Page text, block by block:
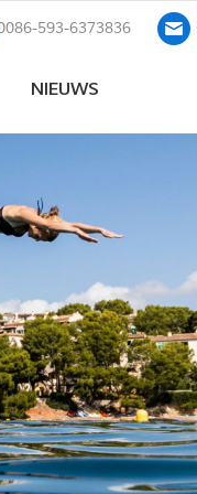
593-6373836
NIEUWS